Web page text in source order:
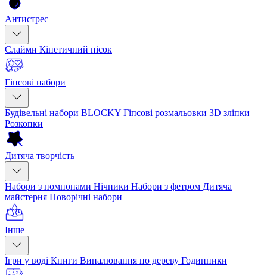
Антистрес
Слайми Кінетичний пісок
Гіпсові набори
Будівельні набори BLOCKY Гіпсові розмальовки 3D зліпки
Розкопки
Дитяча творчість
Набори з помпонами Нічники Набори з фетром Дитяча
майстерня Новорічні набори
Інше
Ігри у воді Книги Випалювання по дереву Годинники